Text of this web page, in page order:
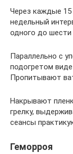
Через каждые 15
недельный
одного до шести
Параллельно с
подогретом
Пропитывают
Накрывают
грелку,
сеансы
Геморроя